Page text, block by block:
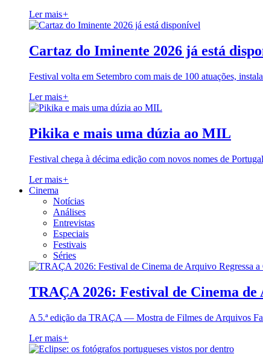
Ler mais+
Cartaz do Iminente 2026 já está
Festival volta em Setembro com mais de 100 atuações,
Ler mais+
Pikika e mais uma dúzia ao MIL
Festival chega à décima edição com novos nomes de
Ler mais+
Cinema
Notícias
Análises
Entrevistas
Especiais
Festivais
Séries
TRAÇA 2026: Festival de Cinema
A 5.ª edição da TRAÇA — Mostra de Filmes de Arquivos
Ler mais+